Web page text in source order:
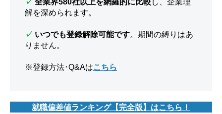
解を深められます。
✓ いつでも登録解除可能です。期間の縛りはあ
りません。
※登録方法･Q&Aはこちら
就職偏差値ランキング【完全版】はこちら！